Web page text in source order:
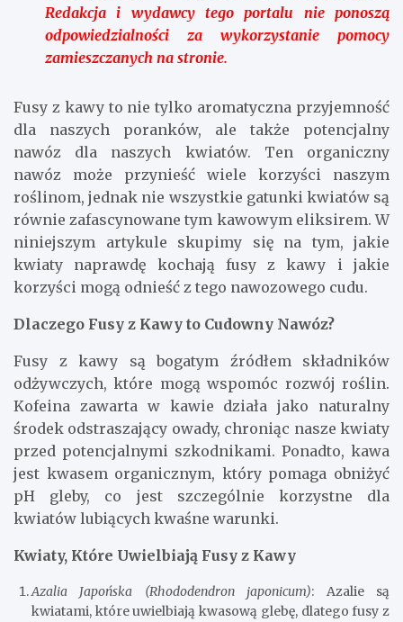
Redakcja i wydawcy tego portalu nie ponoszą
odpowiedzialności za wykorzystanie pomocy
zamieszczanych na stronie.
Fusy z kawy to nie tylko aromatyczna przyjemność
dla naszych poranków, ale także potencjalny
nawóz dla naszych kwiatów. Ten organiczny
nawóz może przynieść wiele korzyści naszym
roślinom, jednak nie wszystkie gatunki kwiatów są
równie zafascynowane tym kawowym eliksirem. W
niniejszym artykule skupimy się na tym, jakie
kwiaty naprawdę kochają fusy z kawy i jakie
korzyści mogą odnieść z tego nawozowego cudu.
Dlaczego Fusy z Kawy to Cudowny Nawóz?
Fusy z kawy są bogatym źródłem składników
odżywczych, które mogą wspomóc rozwój roślin.
Kofeina zawarta w kawie działa jako naturalny
środek odstraszający owady, chroniąc nasze kwiaty
przed potencjalnymi szkodnikami. Ponadto, kawa
jest kwasem organicznym, który pomaga obniżyć
pH gleby, co jest szczególnie korzystne dla
kwiatów lubiących kwaśne warunki.
Kwiaty, Które Uwielbiają Fusy z Kawy
Azalia Japońska (Rhododendron japonicum): Azalie są
kwiatami, które uwielbiają kwasową glebę, dlatego fusy z